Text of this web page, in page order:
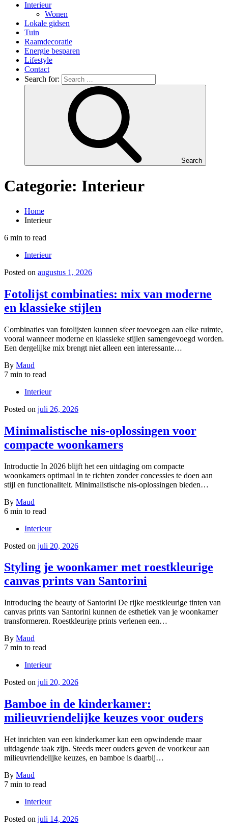
Interieur
Wonen
Lokale gidsen
Tuin
Raamdecoratie
Energie besparen
Lifestyle
Contact
Search for:
Search
Categorie: Interieur
Home
Interieur
6 min to read
Interieur
Posted on augustus 1, 2026
Fotolijst combinaties: mix van moderne
en klassieke stijlen
Combinaties van fotolijsten kunnen sfeer toevoegen aan elke ruimte,
vooral wanneer moderne en klassieke stijlen samengevoegd worden.
Een dergelijke mix brengt niet alleen een interessante…
By Maud
7 min to read
Interieur
Posted on juli 26, 2026
Minimalistische nis-oplossingen voor
compacte woonkamers
Introductie In 2026 blijft het een uitdaging om compacte
woonkamers optimaal in te richten zonder concessies te doen aan
stijl en functionaliteit. Minimalistische nis-oplossingen bieden…
By Maud
6 min to read
Interieur
Posted on juli 20, 2026
Styling je woonkamer met roestkleurige
canvas prints van Santorini
Introducing the beauty of Santorini De rijke roestkleurige tinten van
canvas prints van Santorini kunnen de esthetiek van je woonkamer
transformeren. Roestkleurige prints verlenen een…
By Maud
7 min to read
Interieur
Posted on juli 20, 2026
Bamboe in de kinderkamer:
milieuvriendelijke keuzes voor ouders
Het inrichten van een kinderkamer kan een opwindende maar
uitdagende taak zijn. Steeds meer ouders geven de voorkeur aan
milieuvriendelijke keuzes, en bamboe is daarbij…
By Maud
7 min to read
Interieur
Posted on juli 14, 2026